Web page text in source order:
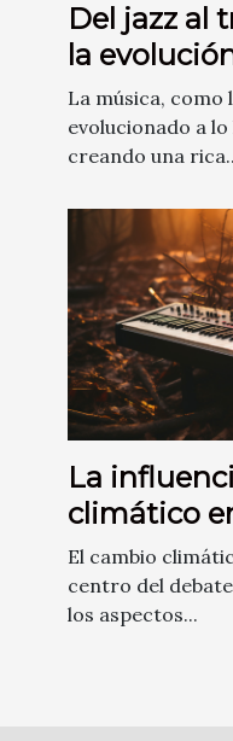
Del jazz al
la
musicales
La música, como
evolucionado a
creando una
La
climático
musical
El cambio
centro del
los aspectos...